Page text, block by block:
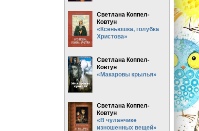
Светлана Коппел-
Ковтун
«Ксеньюшка, голубка
Христова»
Светлана Коппел-
Ковтун
«Макаровы крылья»
Светлана Коппел-
Ковтун
«В чуланчике
изношенных вещей»